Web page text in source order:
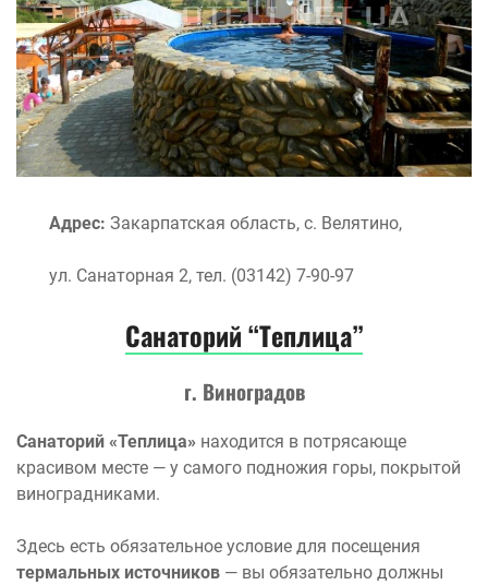
Адрес: Закарпатская область, с. Велятино,
ул. Санаторная 2, тел. (03142) 7-90-97
Санаторий “Теплица”
г. Виноградов
Санаторий «Теплица» находится в потрясающе
красивом месте — у самого подножия горы, покрытой
виноградниками.
Здесь есть обязательное условие для посещения
термальных источников — вы обязательно должны